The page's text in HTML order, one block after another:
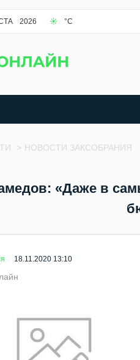
2026 °C
> НОВОСТИ ЗАКСОБРАНИЯ
«Даже в
18.11.2020 13:10